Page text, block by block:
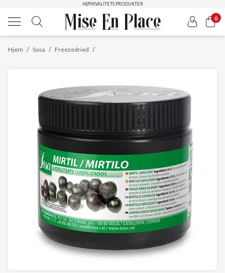
HØYKVALITETS PRODUKTER
0
/
Hjem /
Sosa /
Freezedried